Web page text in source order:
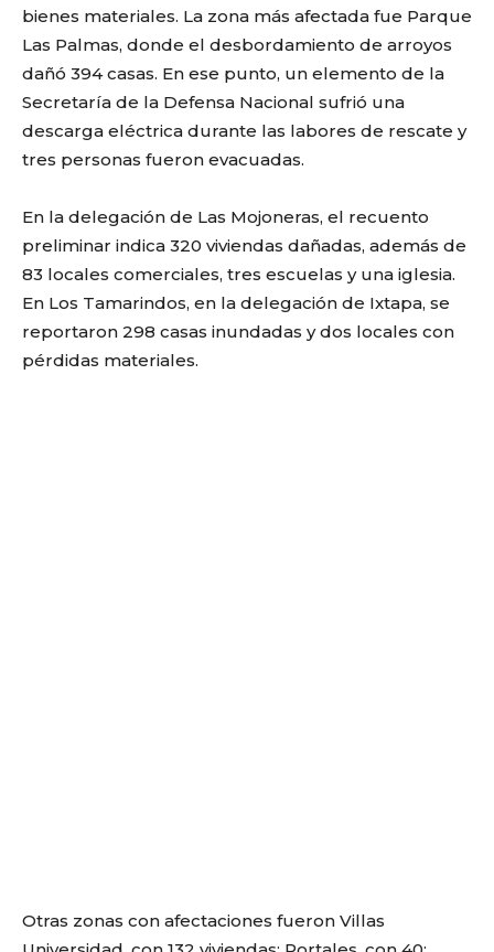
bienes materiales. La zona más afectada fue Parque
Las Palmas, donde el desbordamiento de arroyos
dañó 394 casas. En ese punto, un elemento de la
Secretaría de la Defensa Nacional sufrió una
descarga eléctrica durante las labores de rescate y
tres personas fueron evacuadas.
En la delegación de Las Mojoneras, el recuento
preliminar indica 320 viviendas dañadas, además de
83 locales comerciales, tres escuelas y una iglesia.
En Los Tamarindos, en la delegación de Ixtapa, se
reportaron 298 casas inundadas y dos locales con
pérdidas materiales.
Otras zonas con afectaciones fueron Villas